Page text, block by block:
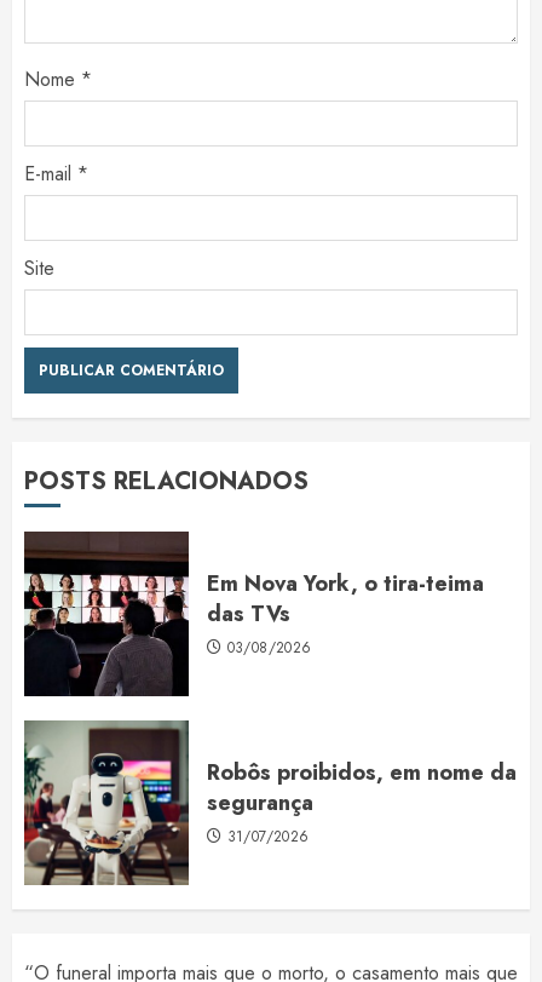
Nome *
E-mail *
Site
POSTS RELACIONADOS
Em Nova York, o tira-teima
das TVs
03/08/2026
Robôs proibidos, em nome da
segurança
31/07/2026
“O funeral importa mais que o morto, o casamento mais que